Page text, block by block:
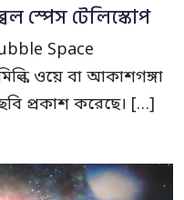
স্পেস টেলিস্কোপ
Space
ওয়ে বা আকাশগঙ্গা
প্রকাশ করেছে। […]